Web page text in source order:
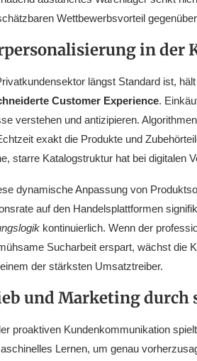
Wettbewerbsvorteil
in der
längst Standard ist,
Customer Experience.
verstehen und antizipieren.
exakt die Produkte und
starre Katalogstruktur hat bei digitalen
dynamische Anpassung von
auf den Handelsplattformen
kontinuierlich. Wenn der
Sucharbeit erspart, wächst die
der stärksten Umsatztreiber.
und Marketing durch
proaktiven Kundenkommunikation
Lernen, um genau